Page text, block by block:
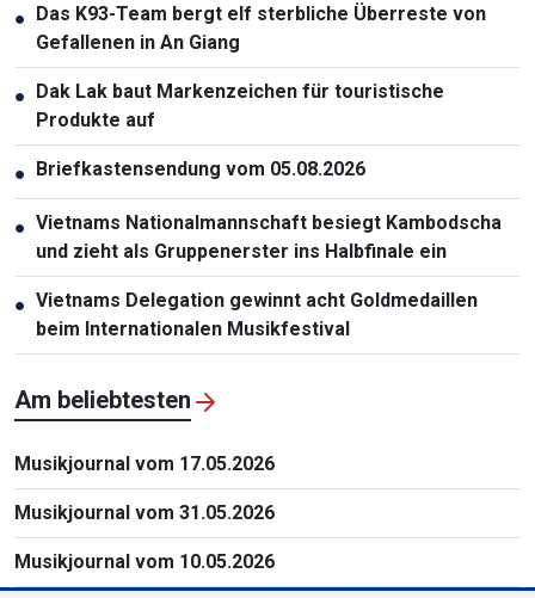
● Das K93-Team bergt elf sterbliche Überreste von
Gefallenen in An Giang
● Dak Lak baut Markenzeichen für touristische
Produkte auf
● Briefkastensendung vom 05.08.2026
● Vietnams Nationalmannschaft besiegt Kambodscha
und zieht als Gruppenerster ins Halbfinale ein
● Vietnams Delegation gewinnt acht Goldmedaillen
beim Internationalen Musikfestival
Am beliebtesten
Musikjournal vom 17.05.2026
Musikjournal vom 31.05.2026
Musikjournal vom 10.05.2026